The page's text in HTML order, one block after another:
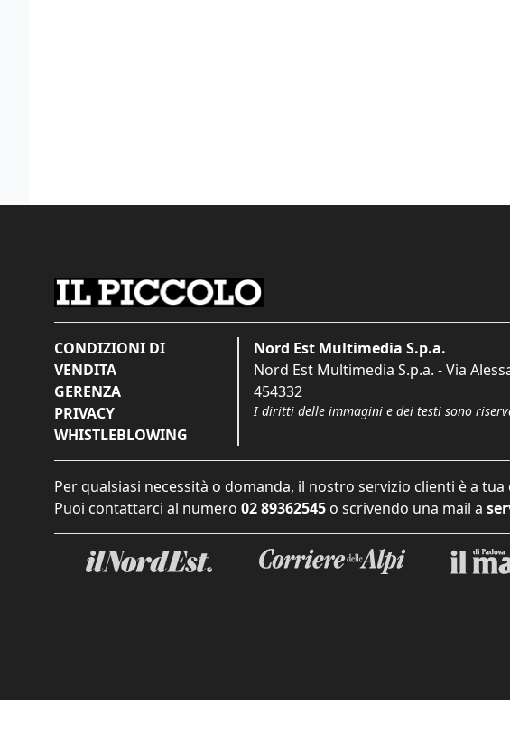
CONDIZIONI DI
VENDITA
GERENZA
PRIVACY
WHISTLEBLOWING
Nord Est Multimedia S.p.a.
Nord Est Multimedia S.p.a. - Via
454332
I diritti delle immagini e dei testi sono
Per qualsiasi necessità o domanda, il nostro servizio clienti è a
Puoi contattarci al numero 02 89362545 o scrivendo una mail a